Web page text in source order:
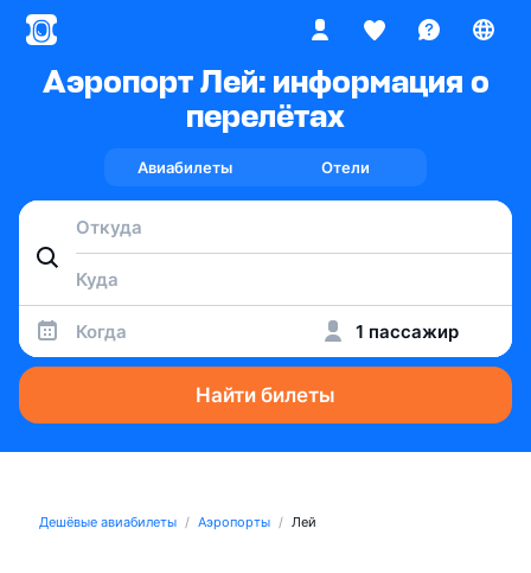
Аэропорт Лей: информация о
перелётах
Авиабилеты Отели
Когда 1 пассажир
Найти билеты
Дешёвые авиабилеты Аэропорты Лей